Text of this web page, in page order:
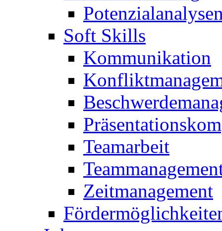
Soft Skills
Kommunikation
Teamarbeit
Zeitmanagement